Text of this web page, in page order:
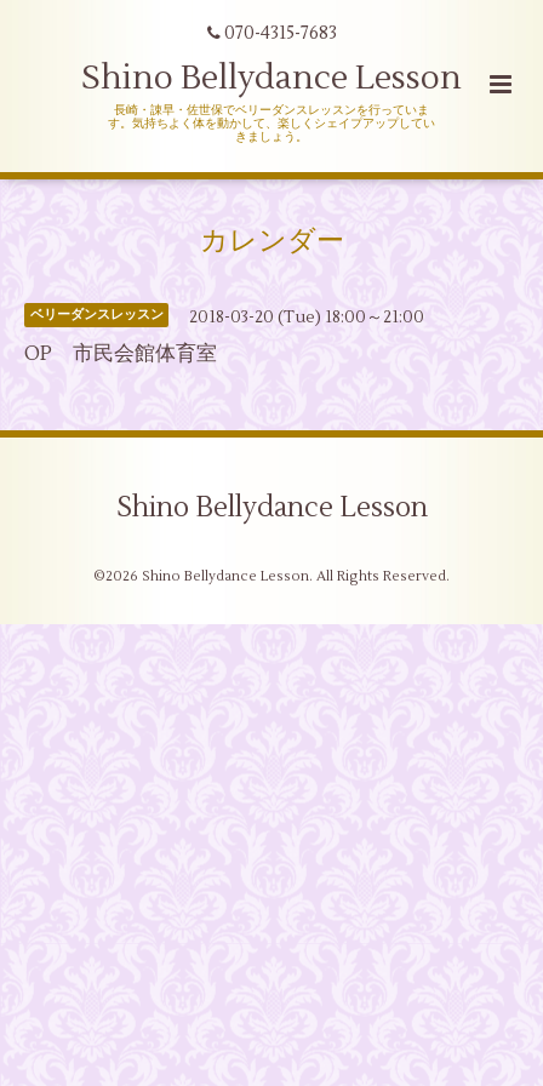
070-4315-7683
Shino Bellydance Lesson
長崎・諌早・佐世保でベリーダンスレッスンを行っていま
す。気持ちよく体を動かして、楽しくシェイプアップしてい
きましょう。
カレンダー
ベリーダンスレッスン 2018-03-20 (Tue) 18:00～21:00
OP 市民会館体育室
Shino Bellydance Lesson
©2026 Shino Bellydance Lesson. All Rights Reserved.